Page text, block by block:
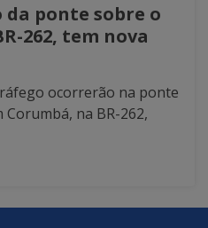
ponte sobre o
262, tem nova
ocorrerão na ponte
na BR-262,